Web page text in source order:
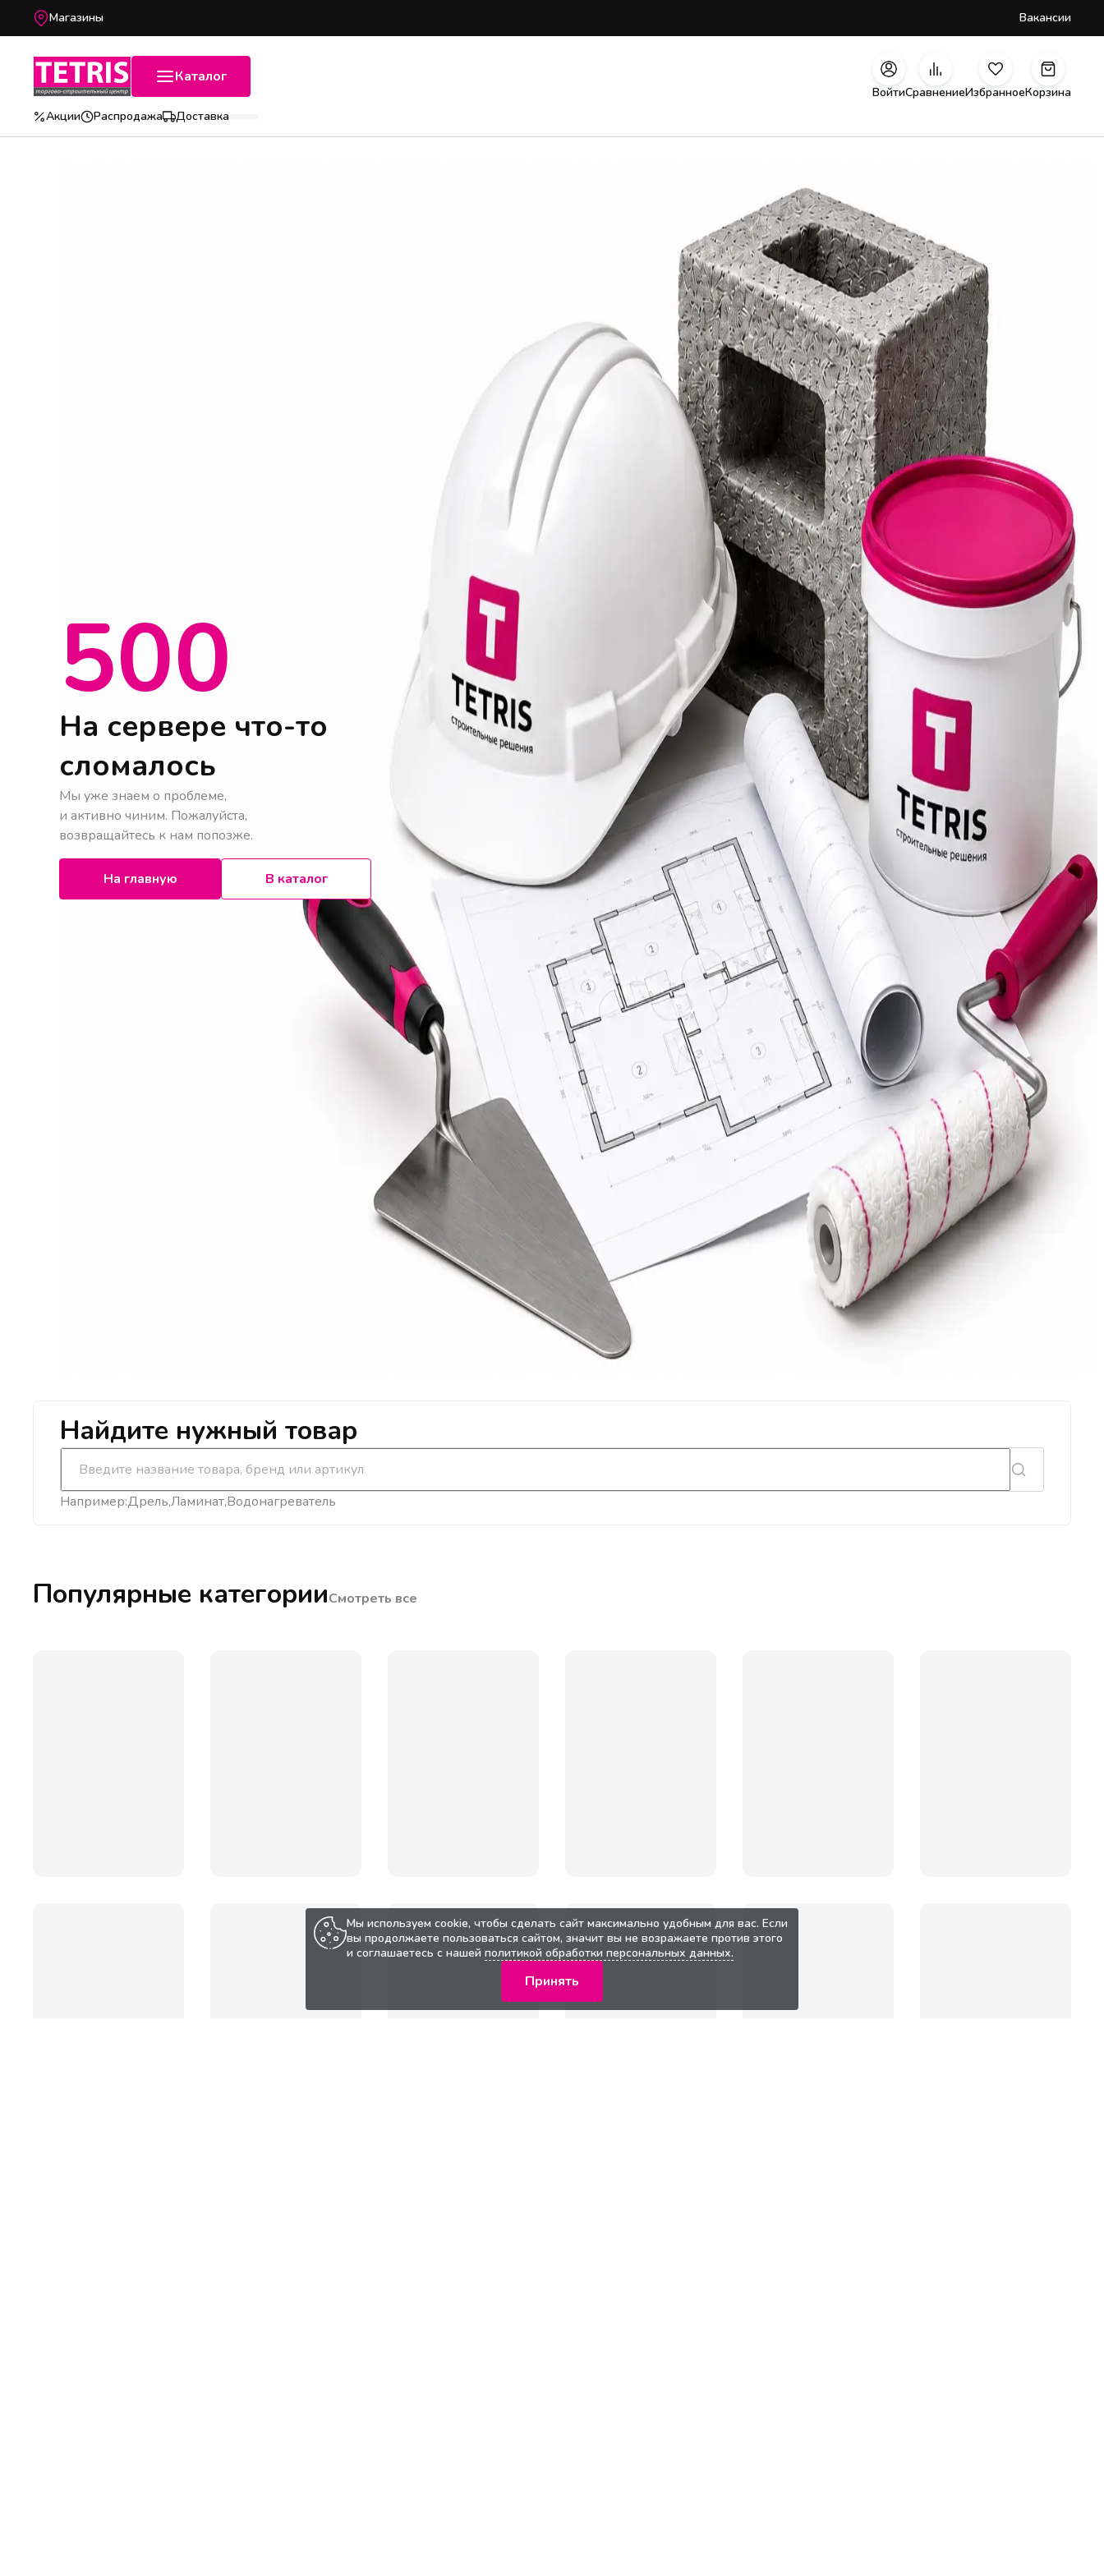
Магазины Вакансии
Каталог
ВойтиСравнениеИзбранноеКорзина
Акции
Распродажа Доставка
500
На сервере что-то
сломалось
Мы уже знаем о проблеме,
и активно чиним. Пожалуйста,
возвращайтесь к нам попозже.
На главную В каталог
Найдите нужный товар
Например:ДрельЛаминатВодонагреватель
Популярные категорииСмотреть все
Мы используем cookie, чтобы сделать сайт максимально удобным для вас. Если
вы продолжаете пользоваться сайтом, значит вы не возражаете против этого
и соглашаетесь с нашей политикой обработки персональных данных.
Принять